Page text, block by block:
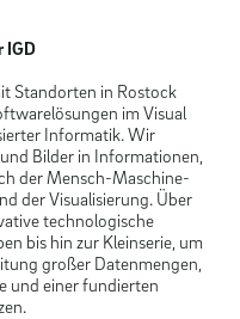
IGD
Standorten in Rostock
im Visual
Informatik. Wir
Bilder in Informationen,
der Mensch-Maschine-
der Visualisierung. Über
technologische
bis hin zur Kleinserie, um
großer Datenmengen,
und einer fundierten